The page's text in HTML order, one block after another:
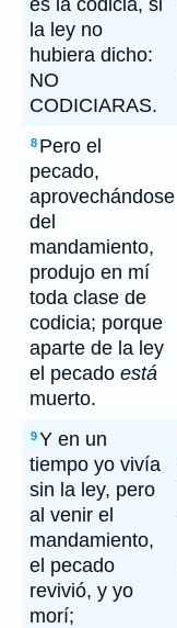
es la codicia, si
la ley no
hubiera dicho:
NO
CODICIARAS.
8 Pero el
pecado,
aprovechándose
del
mandamiento,
produjo en mí
toda clase de
codicia; porque
aparte de la ley
el pecado está
muerto.
9Y en un
tiempo yo vivía
sin la ley, pero
al venir el
mandamiento,
el pecado
revivió, y yo
morí;